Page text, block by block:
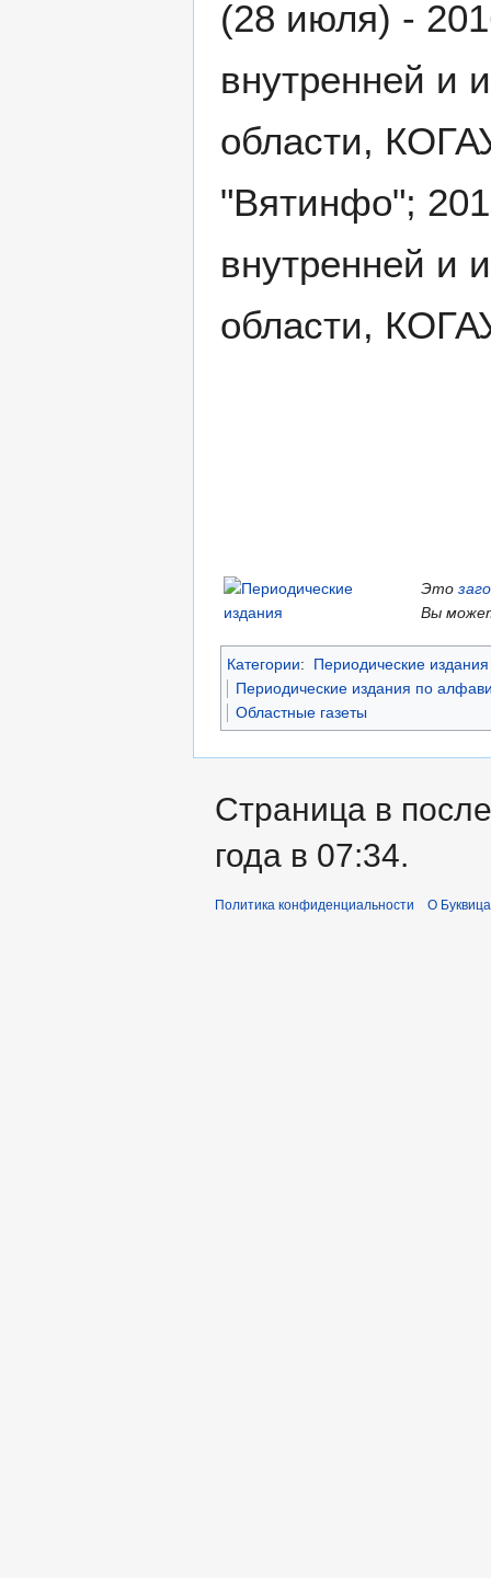
(28 июля) -
внутренней и
области,
"Вятинфо";
внутренней и
области,
Это
Вы
Категории:
Периодические
Периодические издания по
Областные газеты
Страница в
года в 07:34.
Политика конфиденциальности О Буквица